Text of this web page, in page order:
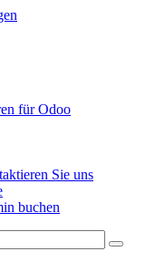
für Odoo
Sie uns
buchen